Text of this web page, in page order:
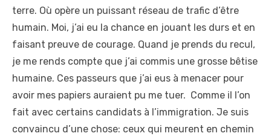
terre. Où opère un puissant réseau de trafic d’être
humain. Moi, j’ai eu la chance en jouant les durs et en
faisant preuve de courage. Quand je prends du recul,
je me rends compte que j’ai commis une grosse bêtise
humaine. Ces passeurs que j’ai eus à menacer pour
avoir mes papiers auraient pu me tuer. Comme il l’on
fait avec certains candidats à l’immigration. Je suis
convaincu d’une chose: ceux qui meurent en chemin